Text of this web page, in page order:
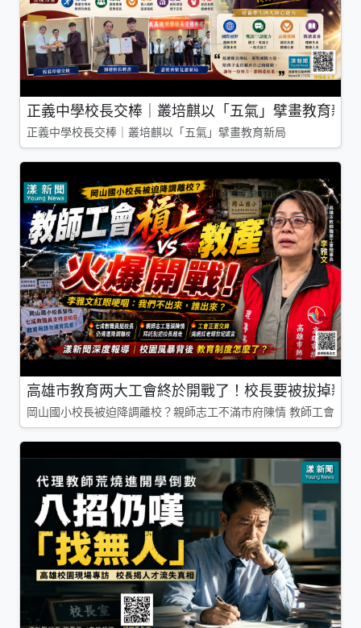
正義中學校長交棒｜叢培麒以「五氣」擘畫教育新局
正義中學校長交棒｜叢培麒以「五氣」擘畫教育新局
高雄市教育两大工會終於開戰了！校長要被拔掉親
岡山國小校長被迫降調離校？親師志工不滿市府陳情 教師工會槓